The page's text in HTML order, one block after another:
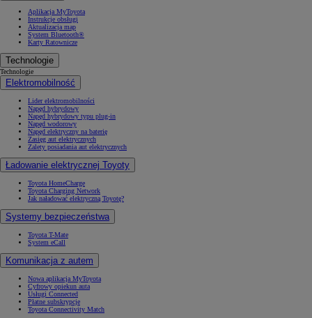
Aplikacja MyToyota
Instrukcje obsługi
Aktualizacja map
System Bluetooth®
Karty Ratownicze
Technologie
Technologie
Elektromobilność
Lider elektromobilności
Napęd hybrydowy
Napęd hybrydowy typu plug-in
Napęd wodorowy
Napęd elektryczny na baterię
Zasięg aut elektrycznych
Zalety posiadania aut elektrycznych
Ładowanie elektrycznej Toyoty
Toyota HomeCharge
Toyota Charging Network
Jak naładować elektryczną Toyotę?
Systemy bezpieczeństwa
Toyota T-Mate
System eCall
Komunikacja z autem
Nowa aplikacja MyToyota
Cyfrowy opiekun auta
Usługi Connected
Płatne subskrypcje
Toyota Connectivity Match